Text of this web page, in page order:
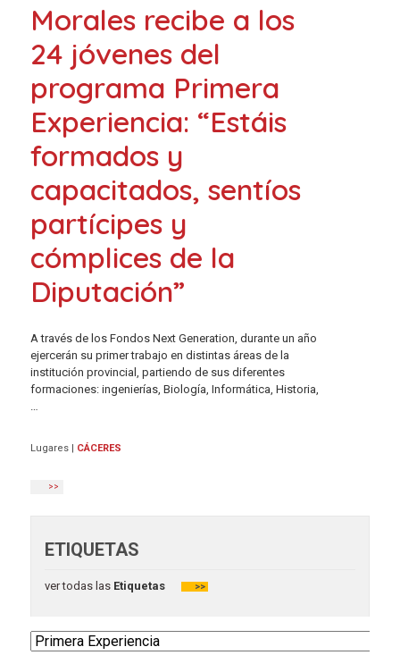
Morales recibe a los
24 jóvenes del
programa Primera
Experiencia: “Estáis
formados y
capacitados, sentíos
partícipes y
cómplices de la
Diputación”
A través de los Fondos Next Generation, durante un año
ejercerán su primer trabajo en distintas áreas de la
institución provincial, partiendo de sus diferentes
formaciones: ingenierías, Biología, Informática, Historia,
Lugares CÁCERES
>>
ETIQUETAS
ver todas las Etiquetas >>